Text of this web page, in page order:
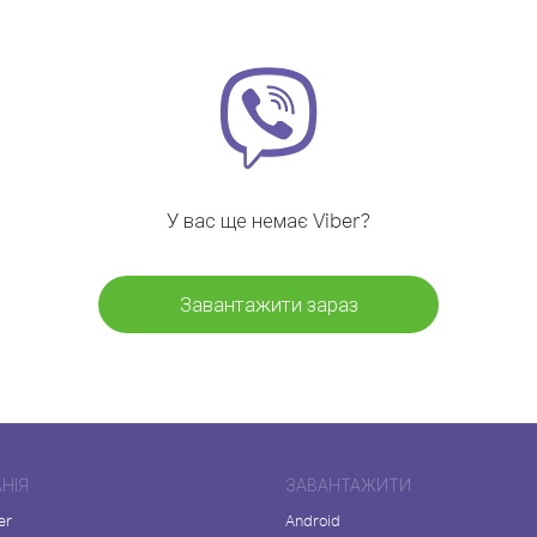
У вас ще немає Viber?
Завантажити зараз
ЗАВАНТАЖИТИ
Android